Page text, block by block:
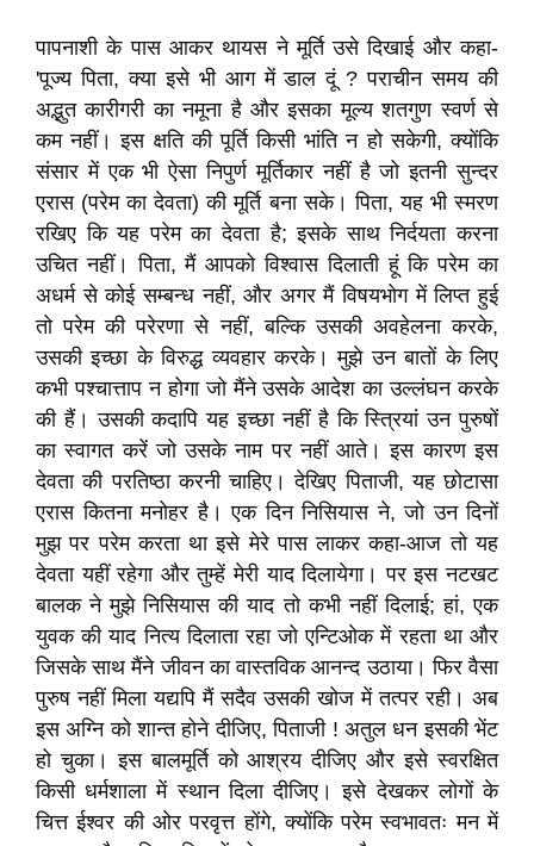
पापनाशी के पास आकर थायस ने मूर्ति उसे दिखाई और कहा-
'पूज्य पिता, क्या इसे भी आग में डाल दूं ? पराचीन समय की
अद्भुत कारीगरी का नमूना है और इसका मूल्य शतगुण स्वर्ण से
कम नहीं। इस क्षति की पूर्ति किसी भांति न हो सकेगी, क्योंकि
संसार में एक भी ऐसा निपुर्ण मूर्तिकार नहीं है जो इतनी सुन्दर
एरास (परेम का देवता) की मूर्ति बना सके। पिता, यह भी स्मरण
रखिए कि यह परेम का देवता है; इसके साथ निर्दयता करना
उचित नहीं। पिता, मैं आपको विश्वास दिलाती हूं कि परेम का
अधर्म से कोई सम्बन्ध नहीं, और अगर मैं विषयभोग में लिप्त हुई
तो परेम की परेरणा से नहीं, बल्कि उसकी अवहेलना करके,
उसकी इच्छा के विरुद्ध व्यवहार करके। मुझे उन बातों के लिए
कभी पश्चात्ताप न होगा जो मैंने उसके आदेश का उल्लंघन करके
की हैं। उसकी कदापि यह इच्छा नहीं है कि स्त्रियां उन पुरुषों
का स्वागत करें जो उसके नाम पर नहीं आते। इस कारण इस
देवता की परतिष्ठा करनी चाहिए। देखिए पिताजी, यह छोटासा
एरास कितना मनोहर है। एक दिन निसियास ने, जो उन दिनों
मुझ पर परेम करता था इसे मेरे पास लाकर कहा-आज तो यह
देवता यहीं रहेगा और तुम्हें मेरी याद दिलायेगा। पर इस नटखट
बालक ने मुझे निसियास की याद तो कभी नहीं दिलाई; हां, एक
युवक की याद नित्य दिलाता रहा जो एन्टिओक में रहता था और
जिसके साथ मैंने जीवन का वास्तविक आनन्द उठाया। फिर वैसा
पुरुष नहीं मिला यद्यपि मैं सदैव उसकी खोज में तत्पर रही। अब
इस अग्नि को शान्त होने दीजिए, पिताजी ! अतुल धन इसकी भेंट
हो चुका। इस बालमूर्ति को आश्रय दीजिए और इसे स्वरक्षित
किसी धर्मशाला में स्थान दिला दीजिए। इसे देखकर लोगों के
चित्त ईश्वर की ओर परवृत्त होंगे, क्योंकि परेम स्वभावतः मन में